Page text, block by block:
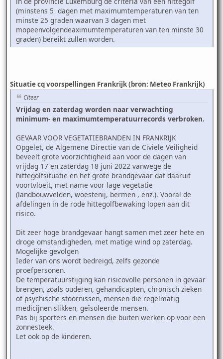
(minstens 5 dagen met maximumtemperaturen van ten
minste 25 graden waarvan 3 dagen met
mopeenvolgendeaximumtemperaturen van ten minste 30
graden) bereikt zullen worden.
Situatie cq voorspellingen Frankrijk (bron: Meteo Frankrijk)
Citeer
Vrijdag en zaterdag worden naar verwachting
minimum- en maximumtemperatuurrecords verbroken.
GEVAAR VOOR VEGETATIEBRANDEN IN FRANKRIJK
Opgelet, de Algemene Directie van de Civiele Veiligheid
beveelt grote voorzichtigheid aan voor de dagen van
vrijdag 17 en zaterdag 18 juni 2022 vanwege de
hittegolfsituatie en het grote brandgevaar dat daaruit
voortvloeit, met name voor lage vegetatie
(landbouwvelden, woestenij, bermen , enz.). Vooral de
afdelingen in de rode hittegolfbewaking lopen aan dit
risico.
Dit zeer hoge brandgevaar hangt samen met zeer hete en
droge omstandigheden, met matige wind op zaterdag.
Mogelijke gevolgen
Ieder van ons wordt bedreigd, zelfs gezonde
proefpersonen.
De temperatuurstijging kan risicovolle personen in gevaar
brengen, zoals ouderen, gehandicapten, chronisch zieken
of psychische stoornissen, mensen die regelmatig
medicijnen slikken, geïsoleerde mensen.
Pas bij sporters en mensen die buiten werken op voor een
zonnesteek.
Let ook op de kinderen.